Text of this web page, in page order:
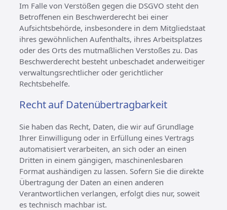
Im Falle von Verstößen gegen die DSGVO steht den
Betroffenen ein Beschwerderecht bei einer
Aufsichtsbehörde, insbesondere in dem Mitgliedstaat
ihres gewöhnlichen Aufenthalts, ihres Arbeitsplatzes
oder des Orts des mutmaßlichen Verstoßes zu. Das
Beschwerderecht besteht unbeschadet anderweitiger
verwaltungsrechtlicher oder gerichtlicher
Rechtsbehelfe.
Recht auf Daten­übertrag­barkeit
Sie haben das Recht, Daten, die wir auf Grundlage
Ihrer Einwilligung oder in Erfüllung eines Vertrags
automatisiert verarbeiten, an sich oder an einen
Dritten in einem gängigen, maschinenlesbaren
Format aushändigen zu lassen. Sofern Sie die direkte
Übertragung der Daten an einen anderen
Verantwortlichen verlangen, erfolgt dies nur, soweit
es technisch machbar ist.